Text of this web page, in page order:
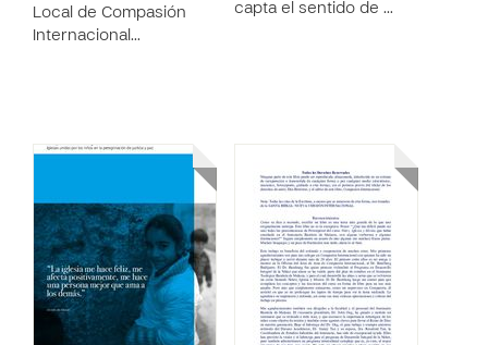
Local de Compasión
Internacional…
capta el sentido de …